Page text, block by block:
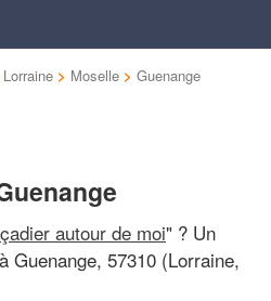
Lorraine > Moselle > Guenange
autour de moi" ? Un
Guenange, 57310 (Lorraine,